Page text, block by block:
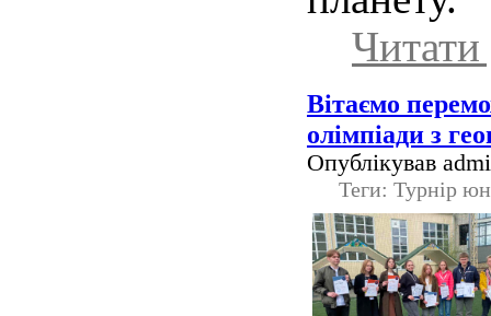
Вітаємо
олімпіади з
Опублікував
Теги: Турнір